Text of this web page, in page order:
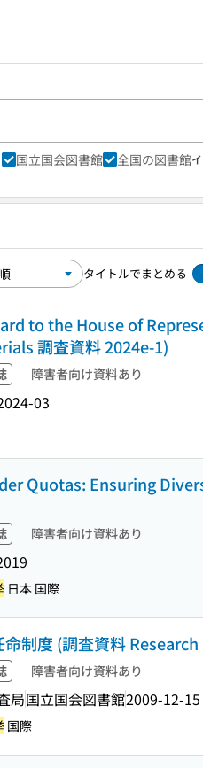
国立国会図書館 全国の図書館
タイトルでまとめる
to the House of
調査資料 2024e-1)
障害者向け資料あり
03
Quotas: Ensuring
障害者向け資料あり
日本 国際
制度 (調査資料
障害者向け資料あり
局国立国会図書館2009-12-15
国際